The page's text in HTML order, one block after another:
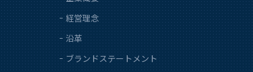
経営理念
沿革
ブランドステートメント